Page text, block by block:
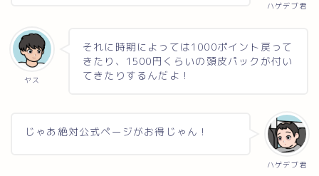
ハゲデブ君
ヤス
それに時期によっては1000ポイント戻って
きたり、1500円くらいの頭皮パックが付い
てきたりするんだよ！
ハゲデブ君
じゃあ絶対公式ページがお得じゃん！